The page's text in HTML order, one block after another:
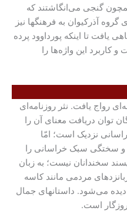
گنجی می‌انگاشتند که
آذرکیوان به فرهنگها نیز
یافت تا اینکه پورداوود پرده
کاربرد این واژه‌ها را
رواج یافت. نثر روزنامه‌ای
توان دریافت معنای آن را
نزدیک است؛ امّا
و سختگی سبک خراسانی را
سخندانان نیست؛ به زبان
مردمی مانند کاسه
می‌شود. داستانهای جمال
روزگار است.